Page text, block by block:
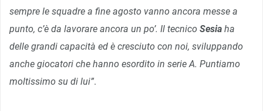
sempre le squadre a fine agosto vanno ancora messe a
punto, c’è da lavorare ancora un po’. Il tecnico Sesia ha
delle grandi capacità ed è cresciuto con noi, sviluppando
anche giocatori che hanno esordito in serie A. Puntiamo
moltissimo su di lui”.